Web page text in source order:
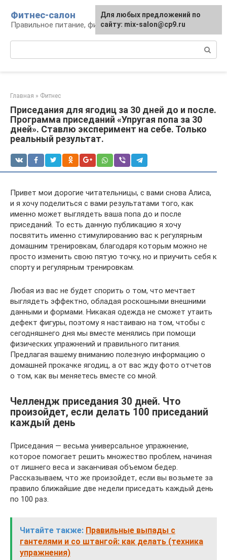
контенту
Фитнес-салон
Правильное питание, фитнес, образ жизни
Главная » Фитнес
Приседания для ягодиц за 30 дней до и после.
Программа приседаний «Упругая попа за 30
дней». Ставлю эксперимент на себе. Только
реальный результат.
Привет мои дорогие читательницы, с вами снова Алиса,
и я хочу поделиться с вами результатами того, как
именно может выглядеть ваша попа до и после
приседаний. То есть данную публикацию я хочу
посвятить именно стимулированию вас к регулярным
домашним тренировкам, благодаря которым можно не
просто изменить свою пятую точку, но и приучить себя к
спорту и регулярным тренировкам.
Любая из вас не будет спорить о том, что мечтает
выглядеть эффектно, обладая роскошными внешними
данными и формами. Никакая одежда не сможет утаить
дефект фигуры, поэтому я настаиваю на том, чтобы с
сегодняшнего дня мы вместе менялись при помощи
физических упражнений и правильного питания.
Предлагая вашему вниманию полезную информацию о
домашней прокачке ягодиц, а от вас жду фото отчетов
о том, как вы меняетесь вместе со мной.
Челлендж приседания 30 дней. Что
произойдет, если делать 100 приседаний
каждый день
Приседания — весьма универсальное упражнение,
которое помогает решить множество проблем, начиная
от лишнего веса и заканчивая объемом бедер.
Рассказываем, что же произойдет, если вы возьмете за
правило ближайшие две недели приседать каждый день
по 100 раз.
Читайте также: Правильные выпады с
гантелями и со штангой: как делать (техника
упражнения)
Для любых предложений по
сайту: mix-salon@cp9.ru